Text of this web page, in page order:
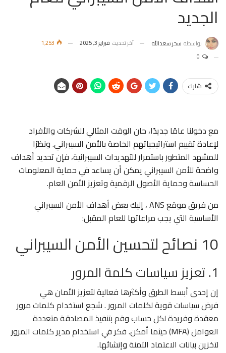
الجديد
بواسطة سحر سعدالله آخر تحديث فبراير 3, 2025
شارك
مع دخولنا عامًا جديدًا، حان الوقت المثالي للشركات والأفراد
لإعادة تقييم استراتيجياتهم الخاصة بالأمن السيبراني. ونظرًا
للمشهد المتطور باستمرار للتهديدات السيبرانية، فإن تحديد أهداف
واضحة للأمن السيبراني يمكن أن يساعد في حماية المعلومات
الحساسة وحماية الأصول الرقمية وتعزيز الأمن العام.
من فريق موقع ANS ، إليك بعض أهداف الأمن السيبراني
الأساسية التي يجب مراعاتها للعام المقبل:
10 نصائح لتحسين الأمن السيبراني
1. تعزيز سياسات كلمة المرور
إن إحدى أبسط الطرق وأكثرها فعالية لتعزيز الأمان هي
فرض سياسات قوية لكلمات المرور . شجع استخدام كلمات مرور
معقدة وفريدة لكل حساب وقم بتنفيذ المصادقة متعددة
العوامل (MFA) حيثما أمكن. فكر في استخدام مدير كلمات المرور
لتخزين بيانات الاعتماد الآمنة وإنشائها.